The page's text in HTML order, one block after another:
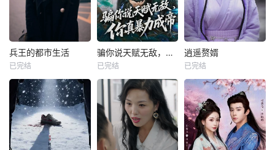
兵王的都市生活
已完结
骗你说天赋无敌，你真暴力成帝
已完结
逍遥赘婿
已完结